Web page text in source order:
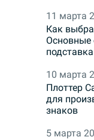
11 марта
Как
Основные
подставка
10 марта
Плоттер
для
знаков
5 марта